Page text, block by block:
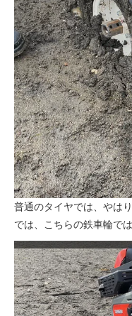
普通のタイヤでは、やは
では、こちらの鉄車輪で